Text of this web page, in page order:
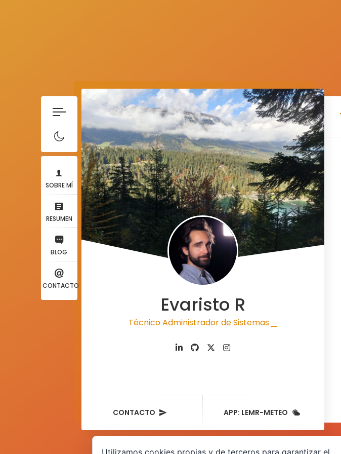
SOBRE MÍ
RESUMEN
BLOG
CONTACTO
Evaristo R
Técnico Administrador de Sistemas |
CONTACTO APP: LEMR-METEO
Utilizamos cookies propias y de terceros para garantizar el